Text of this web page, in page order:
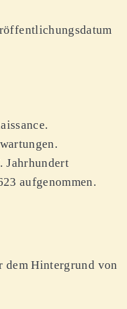
Jahrhundert
aufgenommen.
dem Hintergrund von